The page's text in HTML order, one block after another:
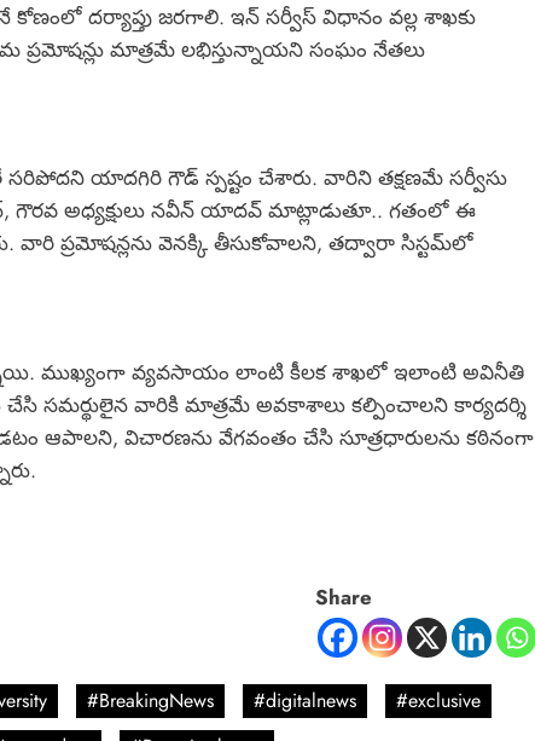
దర్యాప్తు జరగాలి. ఇన్ సర్వీస్ విధానం వల్ల శాఖకు
ప్రమోషన్లు మాత్రమే లభిస్తున్నాయని సంఘం నేతలు
యాదగిరి గౌడ్ స్పష్టం చేశారు. వారిని తక్షణమే సర్వీసు
అధ్యక్షులు నవీన్ యాదవ్ మాట్లాడుతూ.. గతంలో ఈ
వారి ప్రమోషన్లను వెనక్కి తీసుకోవాలని, తద్వారా సిస్టమ్‌లో
ముఖ్యంగా వ్యవసాయం లాంటి కీలక శాఖలో ఇలాంటి అవినీతి
చేసి సమర్థులైన వారికి మాత్రమే అవకాశాలు కల్పించాలని కార్యదర్శి
ఆపాలని, విచారణను వేగవంతం చేసి సూత్రధారులను కఠినంగా
Share
#BreakingNews #digitalnews
#exclusive